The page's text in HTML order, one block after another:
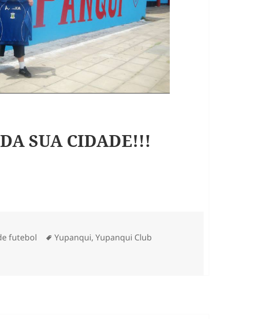
SUA CIDADE!!!
futebol Tags
Yupanqui, Yupanqui Club